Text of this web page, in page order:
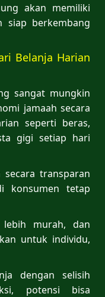
akan memiliki
siap berkembang
Belanja Harian
sangat mungkin
jamaah secara
seperti beras,
gigi setiap hari
transparan
konsumen tetap
lebih murah, dan
untuk individu,
dengan selisih
potensi bisa